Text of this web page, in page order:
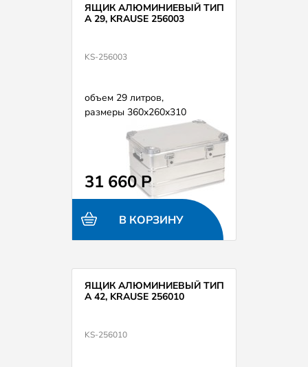
ЯЩИК АЛЮМИНИЕВЫЙ ТИП
А 29, KRAUSE 256003
KS-256003
объем 29 литров,
размеры 360х260х310
31 660 Р
В КОРЗИНУ
ЯЩИК АЛЮМИНИЕВЫЙ ТИП
А 42, KRAUSE 256010
KS-256010